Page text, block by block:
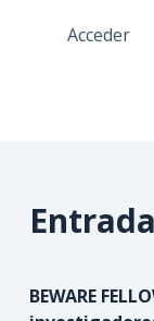
Acceder
BEWARE